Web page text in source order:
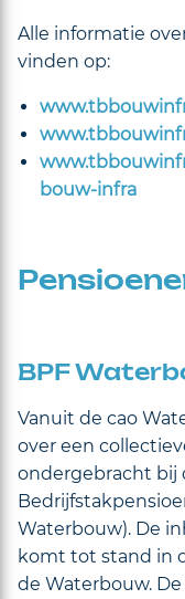
Alle informatie
vinden op:
bouw-infra
BPF
Vanuit de cao
over een
ondergebracht bij
Waterbouw). De
komt tot stand in
de Waterbouw.